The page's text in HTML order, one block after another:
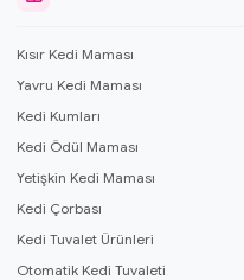
Kısır Kedi Maması
Yavru Kedi Maması
Kedi Kumları
Kedi Ödül Maması
Yetişkin Kedi Maması
Kedi Çorbası
Kedi Tuvalet Ürünleri
Otomatik Kedi Tuvaleti